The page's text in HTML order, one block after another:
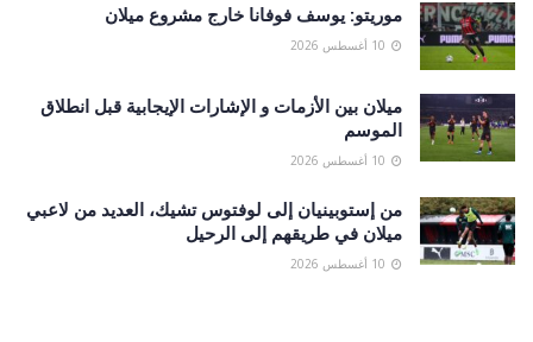
موريتو: يوسف فوفانا خارج مشروع ميلان
ميلان بين الأزمات و الإشارات الإيجابية قبل انطلاق
الموسم
من إستوبينيان إلى لوفتوس تشيك، العديد من لاعبي
ميلان في طريقهم إلى الرحيل